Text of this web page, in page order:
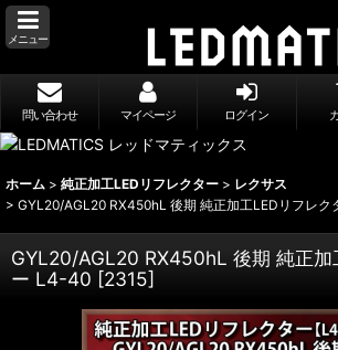
メニュー
問い合わせ マイページ ログイン
ホーム > 純正加工LEDリフレクター > レクサス
> GYL20/AGL20 RX450hL 後期 純正加工LEDリフレ
GYL20/AGL20 RX450hL 後期 純正加
ー L4-40 [2315]